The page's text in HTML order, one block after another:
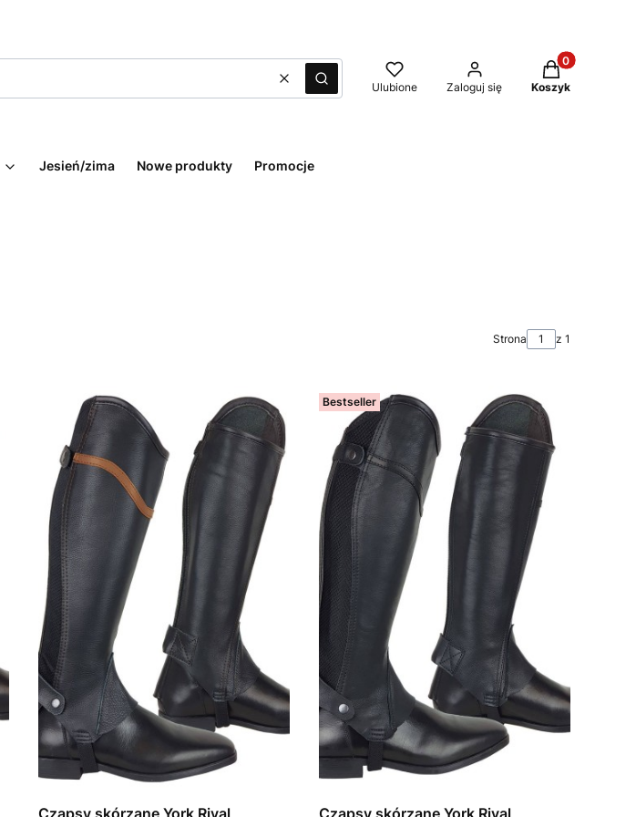
WyczyśćSzukaj Ulubione Zaloguj się
Produkty w
Koszyk
Jesień/zima Nowe produkty Promocje
Strona z 1
Czapsy skórzane York Rival
Bestseller
Czapsy skórzane York Rival